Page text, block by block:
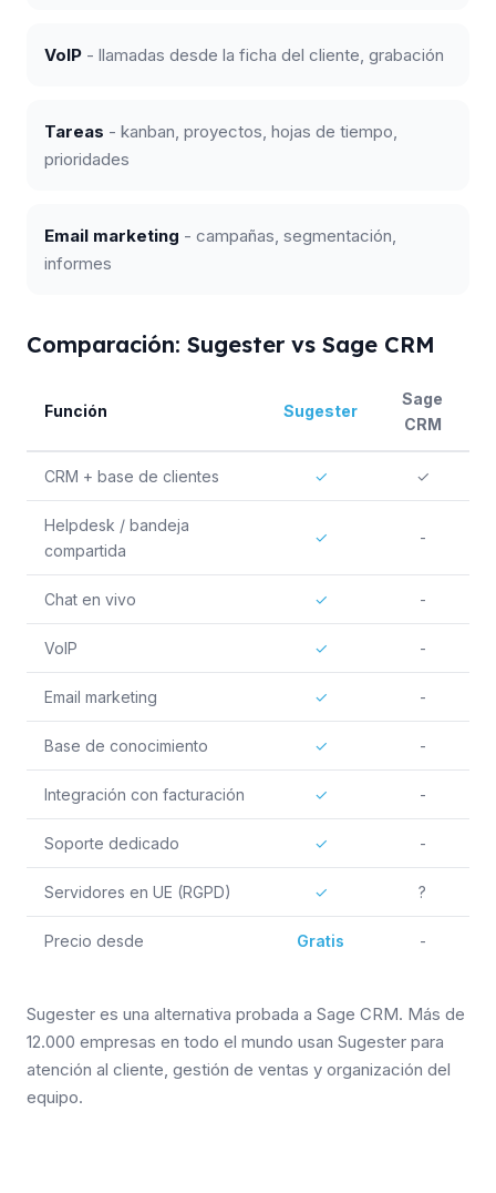
VoIP - llamadas desde la ficha del cliente, grabación
Tareas - kanban, proyectos, hojas de tiempo,
prioridades
Email marketing - campañas, segmentación,
informes
Comparación: Sugester vs Sage CRM
Función Sugester
Sage
CRM
CRM + base de clientes ✓ ✓
Helpdesk / bandeja
compartida
✓ -
Chat en vivo ✓ -
VoIP ✓ -
Email marketing ✓ -
Base de conocimiento ✓ -
Integración con facturación ✓ -
Soporte dedicado ✓ -
Servidores en UE (RGPD) ✓ ?
Precio desde Gratis -
Sugester es una alternativa probada a Sage CRM. Más de
12.000 empresas en todo el mundo usan Sugester para
atención al cliente, gestión de ventas y organización del
equipo.